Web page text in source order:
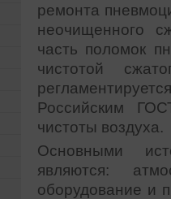
ремонта
неочищенного
часть поломок
чистотой
Российским
чистоты воздуха.
Основными
являются:
оборудование и